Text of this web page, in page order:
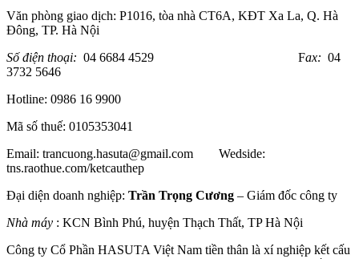
Văn phòng giao dịch: P1016, tòa nhà CT6A, KĐT Xa La, Q. Hà
Đông, TP. Hà Nội
Số điện thoại: 04 6684 4529 Fax: 04
3732 5646
Hotline: 0986 16 9900
Mã số thuế: 0105353041
Email: trancuong.hasuta@gmail.com Wedside:
tns.raothue.com/ketcauthep
Đại diện doanh nghiệp: Trần Trọng Cương – Giám đốc công ty
Nhà máy : KCN Bình Phú, huyện Thạch Thất, TP Hà Nội
Công ty Cổ Phần HASUTA Việt Nam tiền thân là xí nghiệp kết cấu